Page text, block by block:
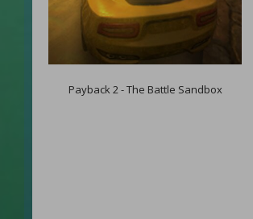
Payback 2 - The Battle Sandbox